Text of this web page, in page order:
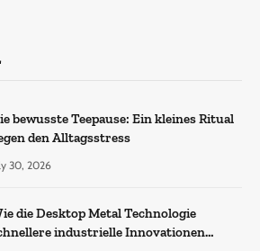
bewusste Teepause: Ein kleines Ritual
den Alltagsstress
30, 2026
die Desktop Metal Technologie
industrielle Innovationen